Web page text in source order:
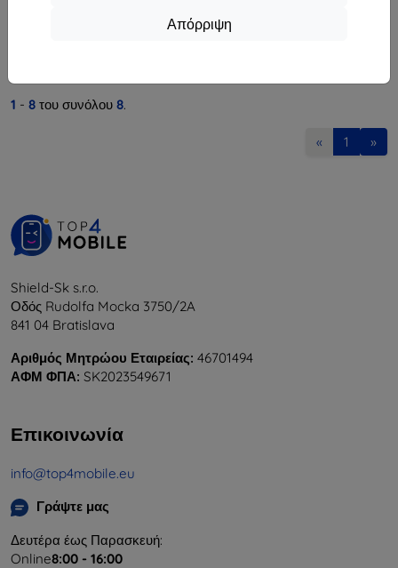
Απόρριψη
1 - 8 του συνόλου 8.
« 1 »
Shield-Sk s.r.o.
Οδός Rudolfa Mocka 3750/2A
841 04 Bratislava
Αριθμός Μητρώου Εταιρείας: 46701494
ΑΦΜ ΦΠΑ: SK2023549671
Επικοινωνία
info@top4mobile.eu
Γράψτε μας
Δευτέρα έως Παρασκευή:
Online8:00 - 16:00